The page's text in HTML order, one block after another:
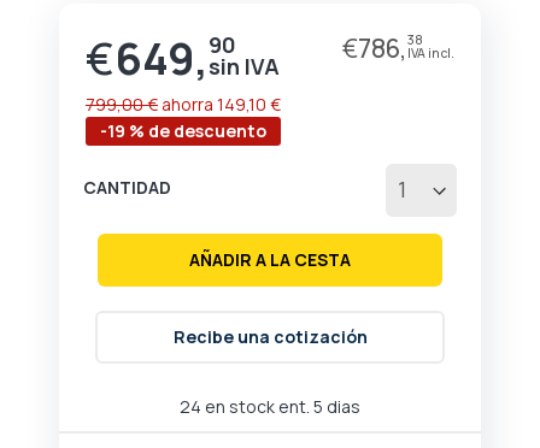
Precio
especial
€649, 90 €786, 38
-19 % de descuento
799,00 € ahorra 149,10 €
24 en stock ent. 5 dias
CANTIDAD
AÑADIR A LA CESTA
Recibe una cotización